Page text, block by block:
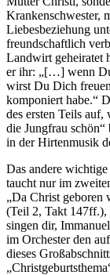
Krankenschwester,
Liebesbeziehung
freundschaftlich
Landwirt geheiratet
er ihr: „[…] wenn
wirst Du Dich
komponiert habe.“
des ersten Teils auf,
die Jungfrau
in der Hirtenmusik
Das andere
taucht nur im
„Da Christ geboren
(Teil 2, Takt 147ff.),
singen dir,
im Orchester den
dieses